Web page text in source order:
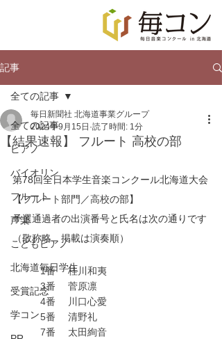
記事
全ての記事
ピアノ
バイオリン
フルート
声楽
こどもピアノ
北海道毎日学生
受賞記念
学コン
全ての記事
【結果速報】 フルート 高校の部
毎日新聞社 北海道事業グループ
2024年9月15日 読了時間: 1分
第78回全日本学生音楽コンクール北海道大会
【フルート部門／高校の部】
予選通過者の出演番号と氏名は次の通りです
（敬称略、掲載は演奏順）
1番	桂川和夷
	3番	菅原凛
	4番	川口心愛
	5番	清野礼
	7番	太田絢音